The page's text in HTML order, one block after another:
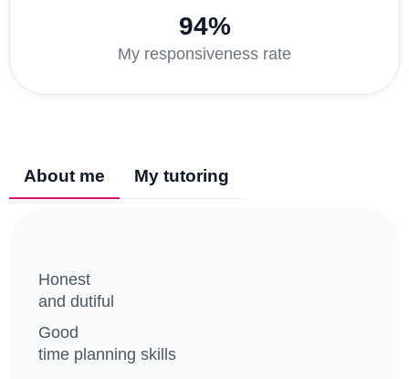
94%
My responsiveness rate
About me My tutoring
Honest
and dutiful
Good
time planning skills